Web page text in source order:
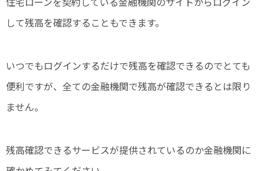
して残高を確認することもできます。
いつでもログインするだけで残高を確認できるのでとても
便利ですが、全ての金融機関で残高が確認できるとは限り
ません。
残高確認できるサービスが提供されているのか金融機関に